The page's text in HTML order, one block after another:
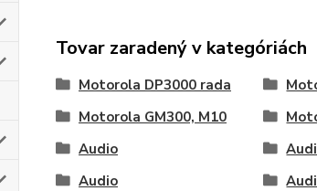
Tovar zaradený v kategóriách
Motorola DP3000 rada
Motorola GM300, M10
Audio
Audio